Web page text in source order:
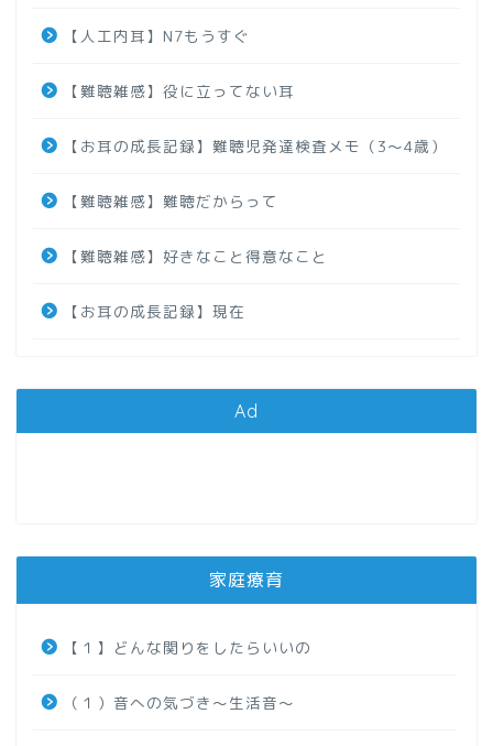
【人工内耳】N7もうすぐ
【難聴雑感】役に立ってない耳
【お耳の成長記録】難聴児発達検査メモ（3～4歳）
【難聴雑感】難聴だからって
【難聴雑感】好きなこと得意なこと
【お耳の成長記録】現在
Ad
家庭療育
【１】どんな関りをしたらいいの
（１）音への気づき～生活音～